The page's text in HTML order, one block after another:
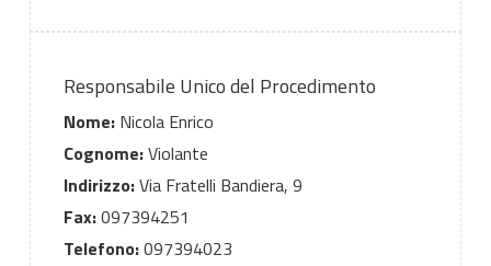
Responsabile Unico del Procedimento
Nome:Nicola Enrico
Cognome:Violante
Indirizzo:Via Fratelli Bandiera, 9
Fax:097394251
Telefono:097394023